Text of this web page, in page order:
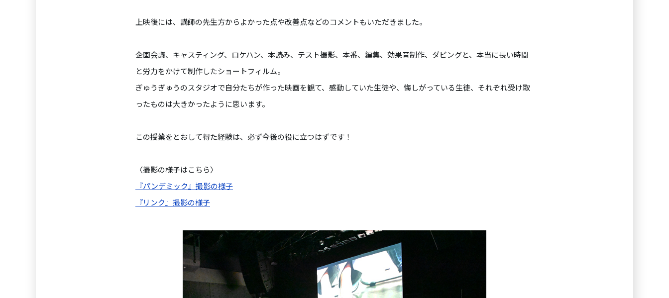
上映後には、講師の先生方からよかった点や改善点などのコメントもいただきました。
企画会議、キャスティング、ロケハン、本読み、テスト撮影、本番、編集、効果音制作、ダビングと、本当に長い時間
と労力をかけて制作したショートフィルム。
ぎゅうぎゅうのスタジオで自分たちが作った映画を観て、感動していた生徒や、悔しがっている生徒、それぞれ受け取
ったものは大きかったように思います。
この授業をとおして得た経験は、必ず今後の役に立つはずです！
〈撮影の様子はこちら〉
『パンデミック』撮影の様子
『リンク』撮影の様子